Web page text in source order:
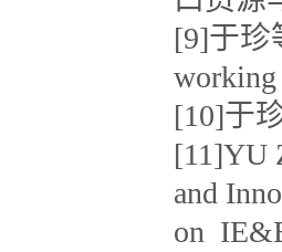
[9]于珍
working
[10]于
[11]YU
and
on